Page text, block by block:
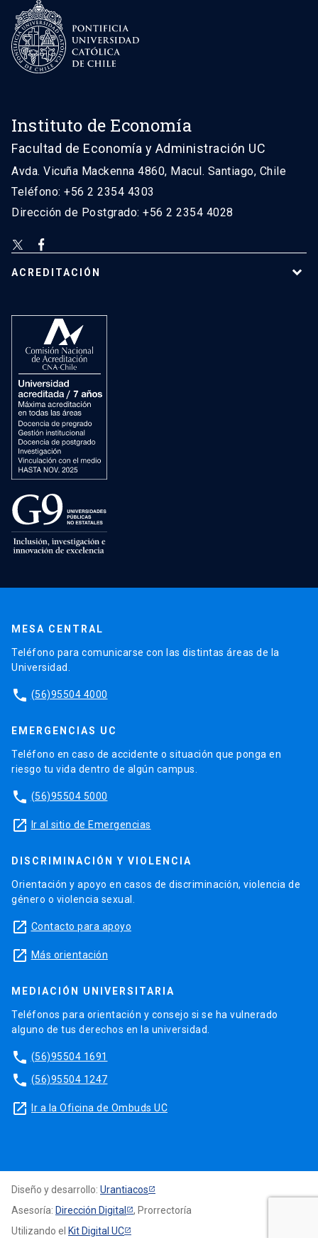
Instituto de Economía
Facultad de Economía y Administración UC
Avda. Vicuña Mackenna 4860, Macul. Santiago, Chile
Teléfono: +56 2 2354 4303
Dirección de Postgrado: +56 2 2354 4028
ACREDITACIÓN
MESA CENTRAL
Teléfono para comunicarse con las distintas áreas de la
Universidad.
phone (56)95504 4000
EMERGENCIAS UC
Teléfono en caso de accidente o situación que ponga en
riesgo tu vida dentro de algún campus.
phone (56)95504 5000
launch Ir al sitio de Emergencias
DISCRIMINACIÓN Y VIOLENCIA
Orientación y apoyo en casos de discriminación, violencia de
género o violencia sexual.
launch Contacto para apoyo
launch Más orientación
MEDIACIÓN UNIVERSITARIA
Teléfonos para orientación y consejo si se ha vulnerado
alguno de tus derechos en la universidad.
phone (56)95504 1691
phone (56)95504 1247
launch Ir a la Oficina de Ombuds UC
Diseño y desarrollo: Urantiacos
Asesoría: Dirección Digital
, Prorrectoría
Utilizando el Kit Digital UC